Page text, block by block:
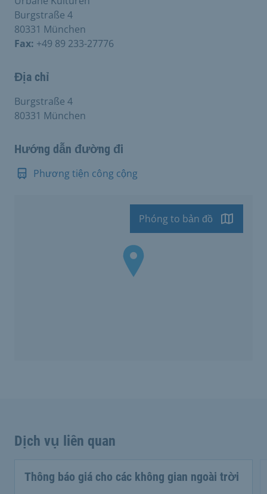
Burgstraße 4
80331 München
Fax: +49 89 233-27776
Địa chỉ
Burgstraße 4
80331 München
Hướng dẫn đường đi
Phương tiện công cộng
Phóng to bản đồ
Dịch vụ liên quan
Thông báo giá cho các không gian ngoài trời